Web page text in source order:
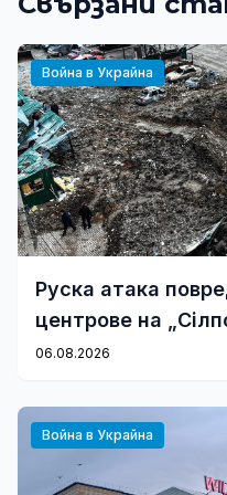
Война в Украйна
Руска атака
центрове на
загинали
06.08.2026
Война в Украйна